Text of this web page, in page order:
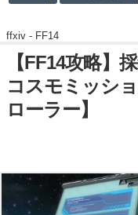
ffxiv - FF14
【FF14攻略】
コスモミッシ
ローラー】